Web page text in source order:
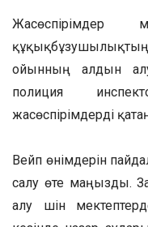
ойынның алдын
полиция
жасөспірімдерді
Вейп өнімдерін
салу өте маңызды.
алу үшін